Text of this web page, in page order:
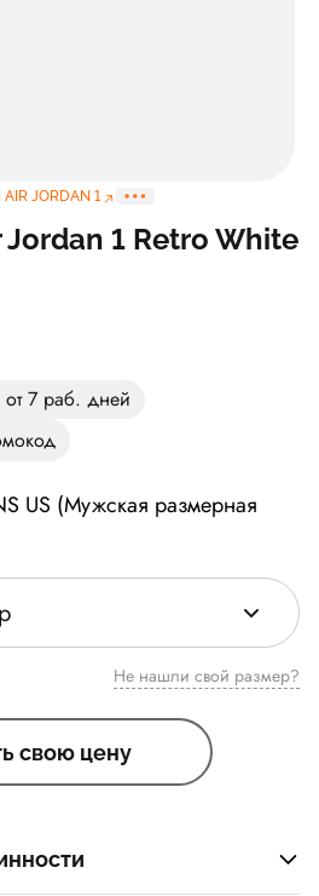
JORDAN 1
1 Retro White
от 7 раб. дней
US (Мужская размерная
Не нашли свой размер?
свою цену